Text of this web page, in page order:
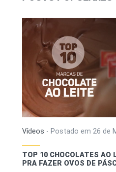
Vídeos - Postado em 26 de
TOP 10 CHOCOLATES AO
PRA FAZER OVOS DE